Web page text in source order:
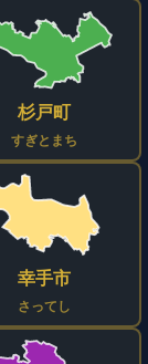
杉戸町
すぎとまち
幸手市
さってし